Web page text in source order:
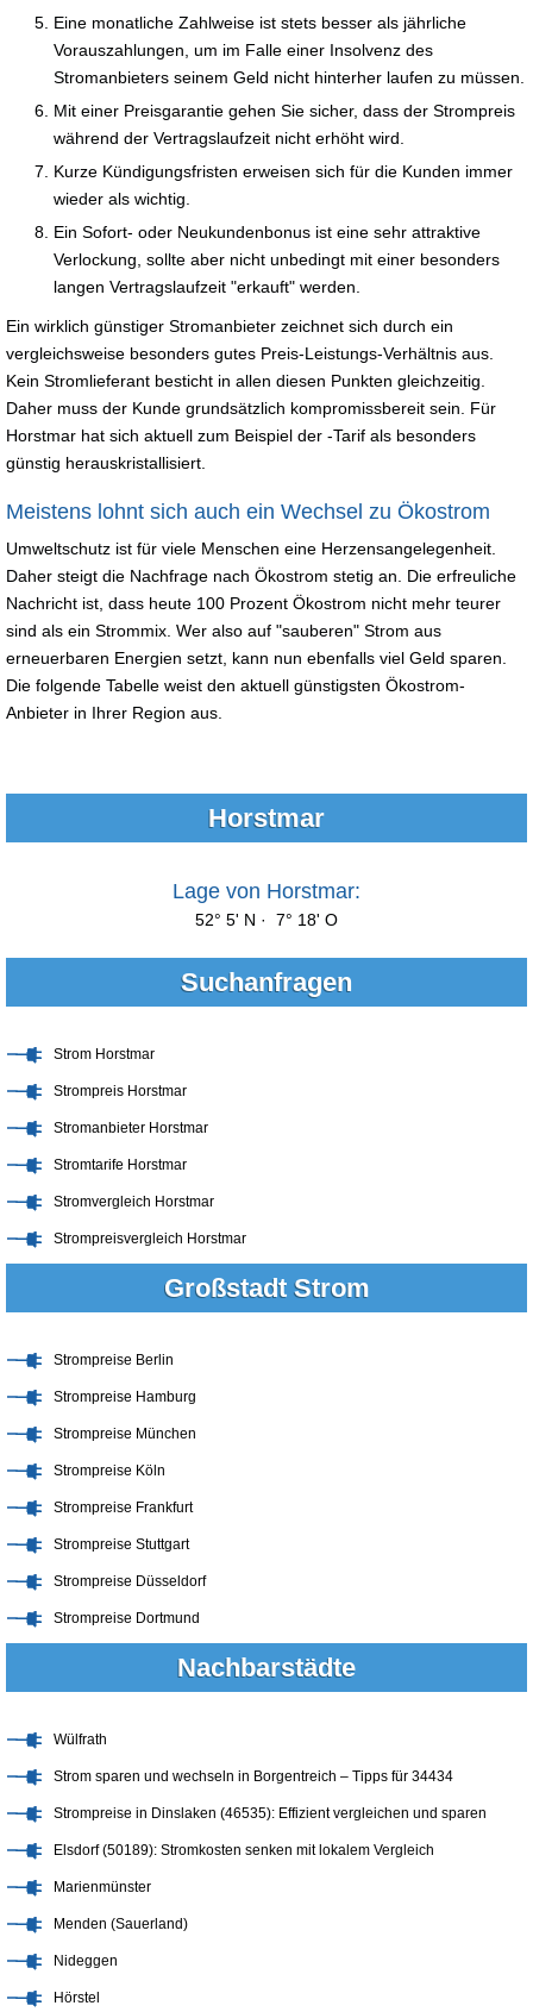
Eine monatliche Zahlweise ist stets besser als jährliche
Vorauszahlungen, um im Falle einer Insolvenz des
Stromanbieters seinem Geld nicht hinterher laufen zu müssen.
Mit einer Preisgarantie gehen Sie sicher, dass der Strompreis
während der Vertragslaufzeit nicht erhöht wird.
Kurze Kündigungsfristen erweisen sich für die Kunden immer
wieder als wichtig.
Ein Sofort- oder Neukundenbonus ist eine sehr attraktive
Verlockung, sollte aber nicht unbedingt mit einer besonders
langen Vertragslaufzeit "erkauft" werden.
Ein wirklich günstiger Stromanbieter zeichnet sich durch ein
vergleichsweise besonders gutes Preis-Leistungs-Verhältnis aus.
Kein Stromlieferant besticht in allen diesen Punkten gleichzeitig.
Daher muss der Kunde grundsätzlich kompromissbereit sein. Für
Horstmar hat sich aktuell zum Beispiel der -Tarif als besonders
günstig herauskristallisiert.
Meistens lohnt sich auch ein Wechsel zu Ökostrom
Umweltschutz ist für viele Menschen eine Herzensangelegenheit.
Daher steigt die Nachfrage nach Ökostrom stetig an. Die erfreuliche
Nachricht ist, dass heute 100 Prozent Ökostrom nicht mehr teurer
sind als ein Strommix. Wer also auf "sauberen" Strom aus
erneuerbaren Energien setzt, kann nun ebenfalls viel Geld sparen.
Die folgende Tabelle weist den aktuell günstigsten Ökostrom-
Anbieter in Ihrer Region aus.
Horstmar
Lage von Horstmar:
52° 5' N · 7° 18' O
Suchanfragen
Strom Horstmar
Strompreis Horstmar
Stromanbieter Horstmar
Stromtarife Horstmar
Stromvergleich Horstmar
Strompreisvergleich Horstmar
Großstadt Strom
Strompreise Berlin
Strompreise Hamburg
Strompreise München
Strompreise Köln
Strompreise Frankfurt
Strompreise Stuttgart
Strompreise Düsseldorf
Strompreise Dortmund
Nachbarstädte
Wülfrath
Strom sparen und wechseln in Borgentreich – Tipps für 34434
Strompreise in Dinslaken (46535): Effizient vergleichen und sparen
Elsdorf (50189): Stromkosten senken mit lokalem Vergleich
Marienmünster
Menden (Sauerland)
Nideggen
Hörstel